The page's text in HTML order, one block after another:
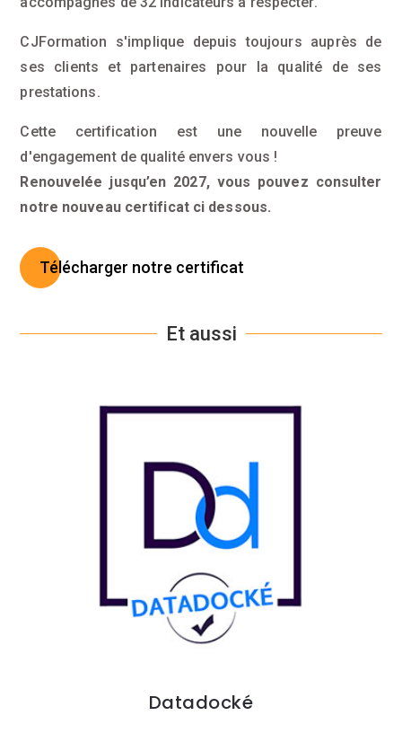
CJFormation s'implique depuis toujours auprès de
ses clients et partenaires pour la qualité de ses
prestations.
Cette certification est une nouvelle preuve
d'engagement de qualité envers vous !
Renouvelée jusqu’en 2027, vous pouvez consulter
notre nouveau certificat ci dessous.
Télécharger notre certificat
Et aussi
Datadocké